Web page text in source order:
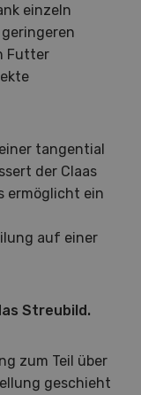
einzeln
Futter
tangential
der Claas
ermöglicht ein
auf einer
Streubild.
zum Teil über
geschieht